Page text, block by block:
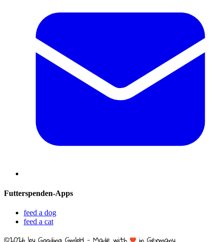
Futterspenden-Apps
feed a dog
feed a cat